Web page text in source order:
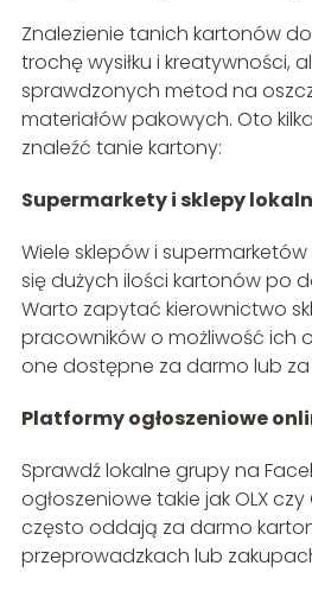
Znalezienie tanich kartonów
trochę wysiłku i kreatywności,
sprawdzonych metod na
materiałów pakowych. Oto
znaleźć tanie kartony:
Supermarkety i sklepy
Wiele sklepów i
się dużych ilości kartonów po
Warto zapytać kierownictwo
pracowników o możliwość ich
one dostępne za darmo lub
Platformy ogłoszeniowe
Sprawdź lokalne grupy na
ogłoszeniowe takie jak OLX
często oddają za darmo
przeprowadzkach lub